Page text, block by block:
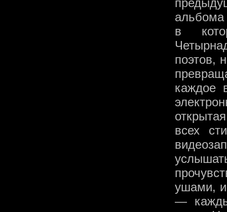
в
поэтов,
каждое
всех
ушами, и
—